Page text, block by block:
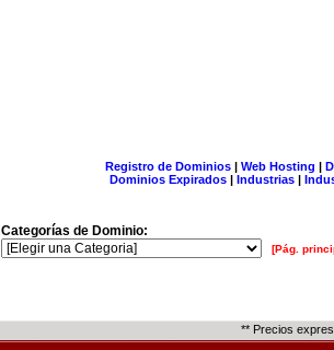
Registro de Dominios| Web Hosting |
Dominios Expirados | Industrias |
Categorías de Dominio:
[Pág.
** Precios